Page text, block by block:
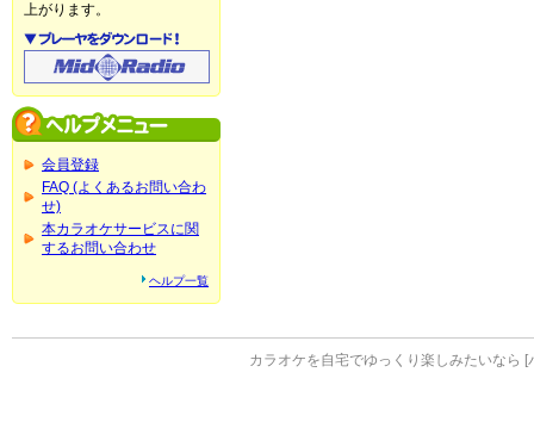
上がります。
会員登録
FAQ (よくあるお問い合わ
せ)
本カラオケサービスに関
するお問い合わせ
ヘルプ一覧
カラオケを自宅でゆっくり楽しみたいなら [